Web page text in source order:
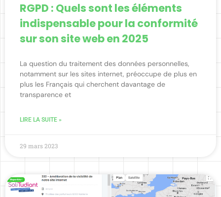
RGPD : Quels sont les éléments
indispensable pour la conformité
sur son site web en 2025
La question du traitement des données personnelles,
notamment sur les sites internet, préoccupe de plus en
plus les Français qui cherchent davantage de
transparence et
LIRE LA SUITE »
29 mars 2023